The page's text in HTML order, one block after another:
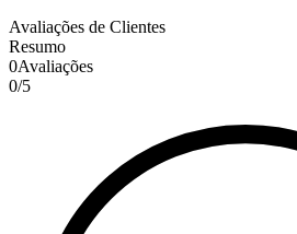
Avaliações de Clientes
Resumo
0Avaliações
0/5